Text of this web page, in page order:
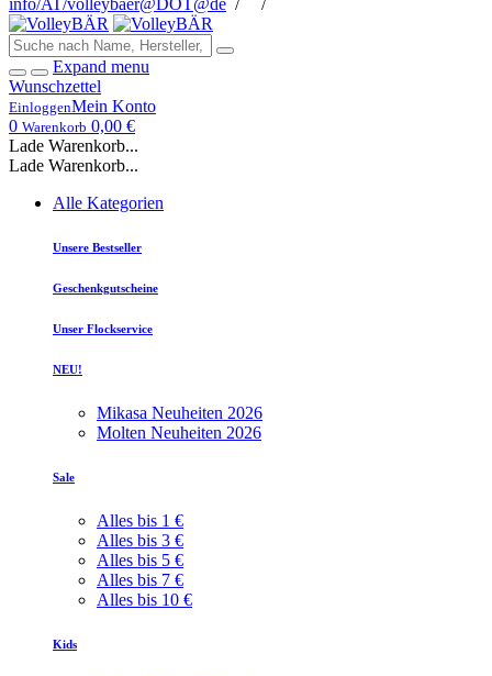
info/AT/volleybaer@DOT@de / /
Expand menu
Wunschzettel
EinloggenMein Konto
0 Warenkorb 0,00 €
Lade Warenkorb...
Lade Warenkorb...
Alle Kategorien
Unsere Bestseller
Geschenkgutscheine
Unser Flockservice
NEU!
Mikasa Neuheiten 2026
Molten Neuheiten 2026
Sale
Alles bis 1 €
Alles bis 3 €
Alles bis 5 €
Alles bis 7 €
Alles bis 10 €
Kids